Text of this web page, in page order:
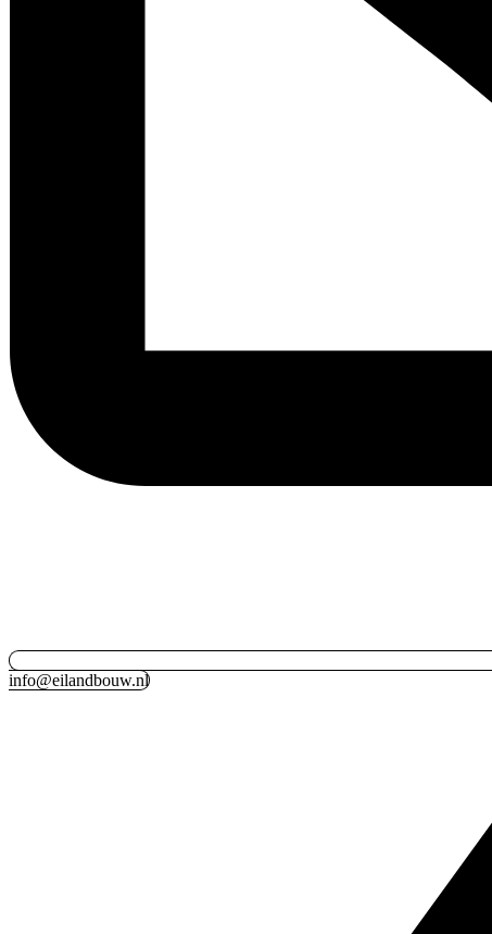
info@eilandbouw.nl